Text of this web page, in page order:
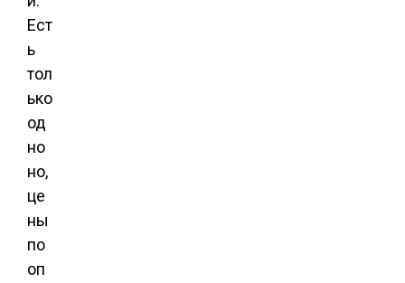
Ест
ь
тол
ько
од
но
но,
це
ны
по
оп